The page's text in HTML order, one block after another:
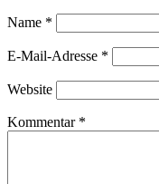
Name *
E-Mail-Adresse *
Website
Kommentar *